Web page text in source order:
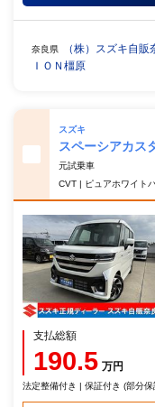
奈良県
（株）スズキ自
ＩＯＮ橿原
スズキ
スペーシアカ
元試乗車
CVT | ピュアホワイト
支払総額
190.5 万円
法定整備付き | 保証付き (部分